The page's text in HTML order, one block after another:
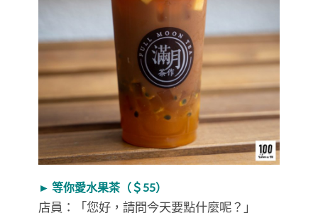
► 等你愛水果茶（＄55）
店員：「您好，請問今天要點什麼呢？」